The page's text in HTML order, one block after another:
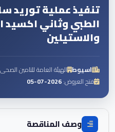
تنفيذ عملية توريد
الطبي وثاني اكسيد
والاستيلين
اسيوط الهيئة العامة للتامين
فتح العروض:2026-07-05
وصف المناقصة